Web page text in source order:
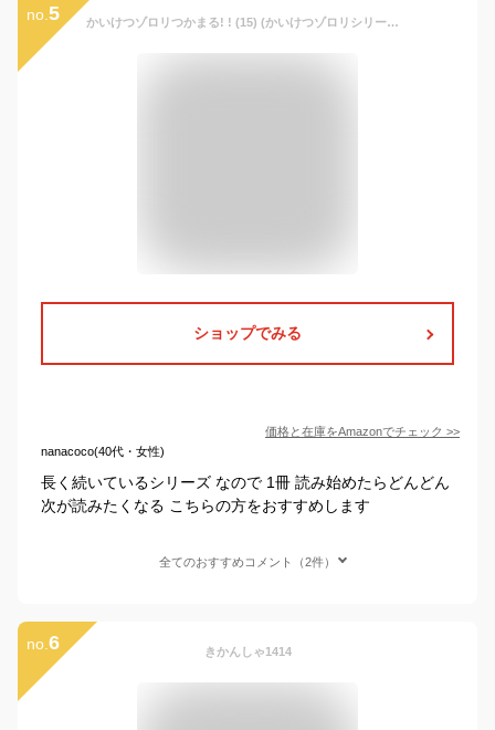
no. 5 かいけつゾロリつかまる! ! (15) (かいけつゾロリシリーズ ポプラ社の新・小さな童話)
ショップでみる
価格と在庫をAmazonでチェック >>
nanacoco(40代・女性)
長く続いているシリーズ なので 1冊 読み始めたらどんどん
次が読みたくなる こちらの方をおすすめします
全てのおすすめコメント（2件）
no. 6 きかんしゃ1414